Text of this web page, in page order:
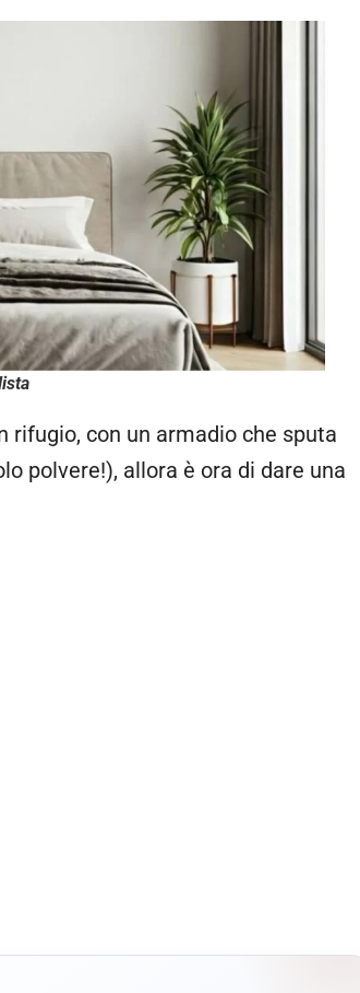
rifugio, con un armadio che sputa
polvere!), allora è ora di dare una